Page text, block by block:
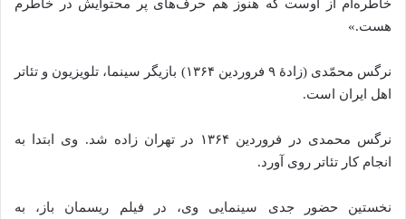
خاطره‌ام از اوست که هنوز هم حرف‌های پر محتوایش در خاطرم
هست.»
نرگس محمّدی (زادهٔ ۹ فروردین ۱۳۶۴) بازیگر سینما، تلویزیون و تئاتر
اهل ایران است.
نرگس محمدی در فروردین ۱۳۶۴ در تهران زاده‌ شد. وی ابتدا به
انجام کار تئاتر روی آورد.
نخستین حضور جدی سینمایی وی، در فیلم ریسمان باز، به